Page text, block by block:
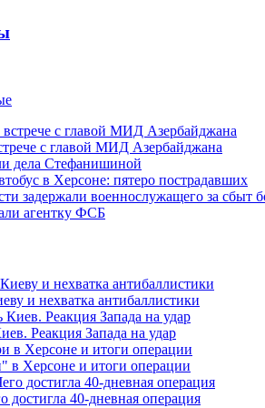
с главой МИД Азербайджана
дела Стефанишиной
в Херсоне: пятеро пострадавших
задержали военнослужащего за сбыт
агентку ФСБ
и нехватка антибаллистики
Реакция Запада на удар
в Херсоне и итоги операции
достигла 40-дневная операция